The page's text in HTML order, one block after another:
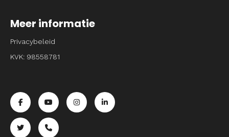
Meer informatie
Privacybeleid
KVK: 98558781
Ga naar de facebook pagina van Entrpnr
Ga naar de youtube pagina van Entrpnr
Ga naar de instagram pagina van Entrpnr
Ga naar de linkedin pagina van
Ga naar de twitter pagina van Entrpnr